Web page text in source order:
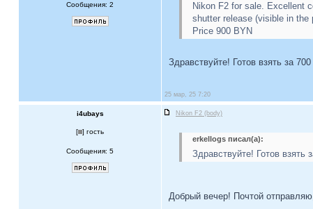
Сообщения: 2
Nikon F2 for sale. Excellent
shutter release (visible in the
Price 900 BYN
Здравствуйте! Готов взять за
25 мар, 25 7:20
i4ubays Nikon F2 (body)
[ ] гость
Сообщения: 5
erkellogs писал(а):
Здравствуйте! Готов
Добрый вечер! Почтой